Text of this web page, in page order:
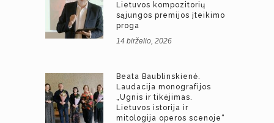
Lietuvos kompozitorių
sąjungos premijos įteikimo
proga
14 birželio, 2026
Beata Baublinskienė.
Laudacija monografijos
„Ugnis ir tikėjimas.
Lietuvos istorija ir
mitologija operos scenoje“